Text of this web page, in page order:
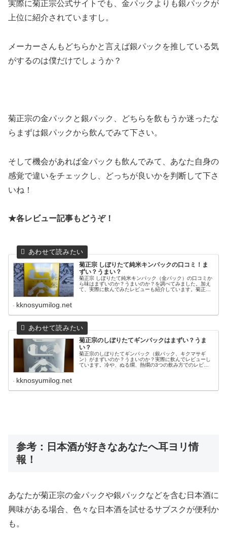
実際に菊正宗公式サイトでも、金パックよりも銀パックが
上位に紹介されていますし。
メーカーさんもどちらかと言えば銀パックを推している気
がするのは僕だけでしょうか？
菊正宗の金パックと銀パック、どちらを飲もうか迷ったな
らまずは銀パックから飲んでみて下さい。
そして機会があれば金パックも飲んでみて、あなた自身の
感覚で違いをチェックし、どっちが良いかを判断して下さ
いね！
★各レビュー記事もどうぞ！
菊正宗 しぼりたて純米キンパックの口コミ！ま
ずい？うまい？
菊正宗 しぼりたて純米キンパック（金パック）の口コミか
ら味はまずいのか？うまいのか？を調べてみました。加え
て、実際に飲んでみたレビューも紹介しています。菊正宗
kknosyumilog.net
菊正宗のしぼりたてギンパックはまずい？うま
い？
菊正宗のしぼりたてギンパック（銀パック、キクマサギ
ン）がまずいのか？うまいのか？実際に飲んでレビューし
ています。冷や、ぬる燗、熱燗の3つの飲み方でのレビュ
kknosyumilog.net
参考：日本酒が好きなあなたへ耳ヨリ情
報！
あなたが菊正宗の金パックや銀パックなどを含む日本酒に
興味がある場合、色々な日本酒を試せるサブスクが便利か
も。